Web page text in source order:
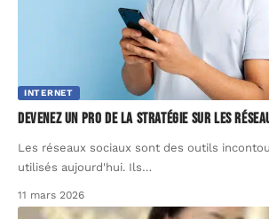
INTERNET
Devenez un pro de la stratégie sur les
Les réseaux sociaux sont des outils
utilisés aujourd'hui. Ils…
11 mars 2026